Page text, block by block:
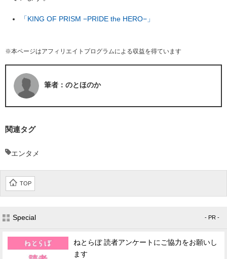
「KING OF PRISM −PRIDE the HERO−」
※本ページはアフィリエイトプログラムによる収益を得ています
筆者：のとほのか
関連タグ
エンタメ
TOP
Special - PR -
ねとらぼ 読者アンケートにご協力をお願いし
ます